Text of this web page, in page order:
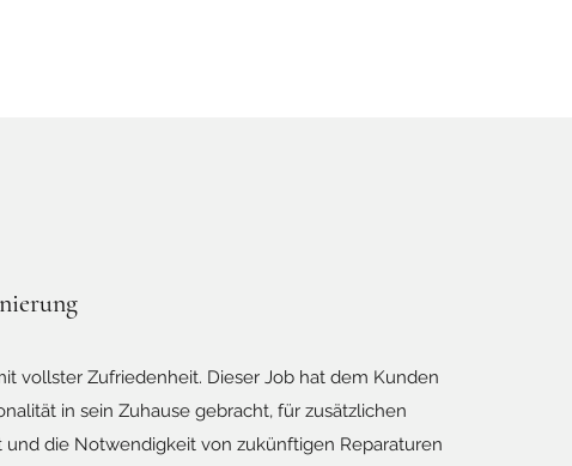
vollster Zufriedenheit. Dieser Job hat dem Kunden
in sein Zuhause gebracht, für zusätzlichen
und die Notwendigkeit von zukünftigen Reparaturen